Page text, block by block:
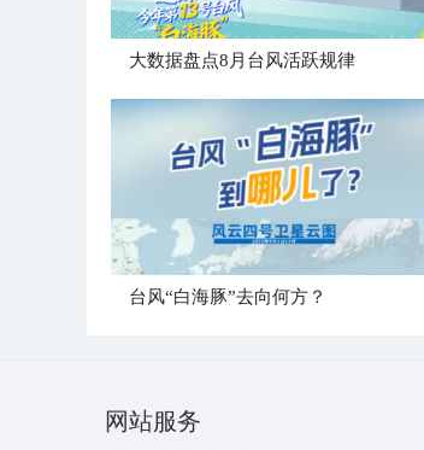
大数据盘点8月台风活跃规律
台风“白海豚”去向何方？
网站服务